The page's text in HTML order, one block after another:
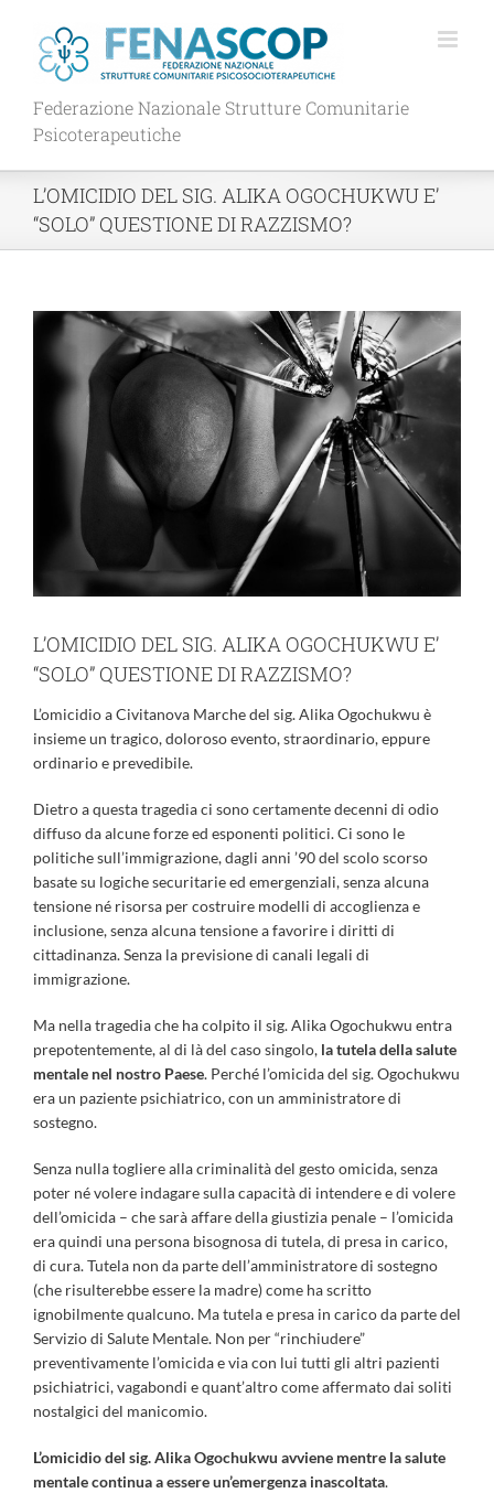
contenuto
Federazione Nazionale Strutture Comunitarie
Psicoterapeutiche
L’OMICIDIO DEL SIG. ALIKA OGOCHUKWU E’
“SOLO” QUESTIONE DI RAZZISMO?
Ingrandisci
immagine
L’OMICIDIO DEL SIG. ALIKA OGOCHUKWU E’
“SOLO” QUESTIONE DI RAZZISMO?
L’omicidio a Civitanova Marche del sig. Alika Ogochukwu è
insieme un tragico, doloroso evento, straordinario, eppure
ordinario e prevedibile.
Dietro a questa tragedia ci sono certamente decenni di odio
diffuso da alcune forze ed esponenti politici. Ci sono le
politiche sull’immigrazione, dagli anni ’90 del scolo scorso
basate su logiche securitarie ed emergenziali, senza alcuna
tensione né risorsa per costruire modelli di accoglienza e
inclusione, senza alcuna tensione a favorire i diritti di
cittadinanza. Senza la previsione di canali legali di
immigrazione.
Ma nella tragedia che ha colpito il sig. Alika Ogochukwu entra
prepotentemente, al di là del caso singolo, la tutela della salute
mentale nel nostro Paese. Perché l’omicida del sig. Ogochukwu
era un paziente psichiatrico, con un amministratore di
sostegno.
Senza nulla togliere alla criminalità del gesto omicida, senza
poter né volere indagare sulla capacità di intendere e di volere
dell’omicida – che sarà affare della giustizia penale – l’omicida
era quindi una persona bisognosa di tutela, di presa in carico,
di cura. Tutela non da parte dell’amministratore di sostegno
(che risulterebbe essere la madre) come ha scritto
ignobilmente qualcuno. Ma tutela e presa in carico da parte del
Servizio di Salute Mentale. Non per “rinchiudere”
preventivamente l’omicida e via con lui tutti gli altri pazienti
psichiatrici, vagabondi e quant’altro come affermato dai soliti
nostalgici del manicomio.
L’omicidio del sig. Alika Ogochukwu avviene mentre la salute
mentale continua a essere un’emergenza inascoltata.